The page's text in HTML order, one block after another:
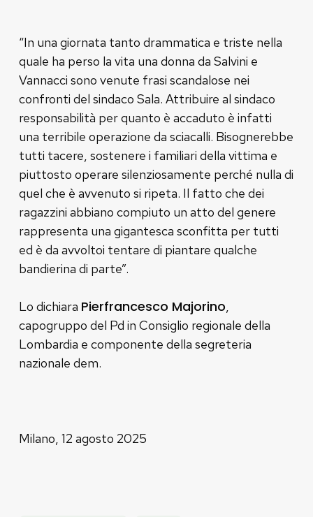
“In una giornata tanto drammatica e triste nella
quale ha perso la vita una donna da Salvini e
Vannacci sono venute frasi scandalose nei
confronti del sindaco Sala. Attribuire al sindaco
responsabilità per quanto è accaduto è infatti
una terribile operazione da sciacalli. Bisognerebbe
tutti tacere, sostenere i familiari della vittima e
piuttosto operare silenziosamente perché nulla di
quel che è avvenuto si ripeta. Il fatto che dei
ragazzini abbiano compiuto un atto del genere
rappresenta una gigantesca sconfitta per tutti
ed è da avvoltoi tentare di piantare qualche
bandierina di parte”.
Lo dichiara Pierfrancesco Majorino,
capogruppo del Pd in Consiglio regionale della
Lombardia e componente della segreteria
nazionale dem.
Milano, 12 agosto 2025